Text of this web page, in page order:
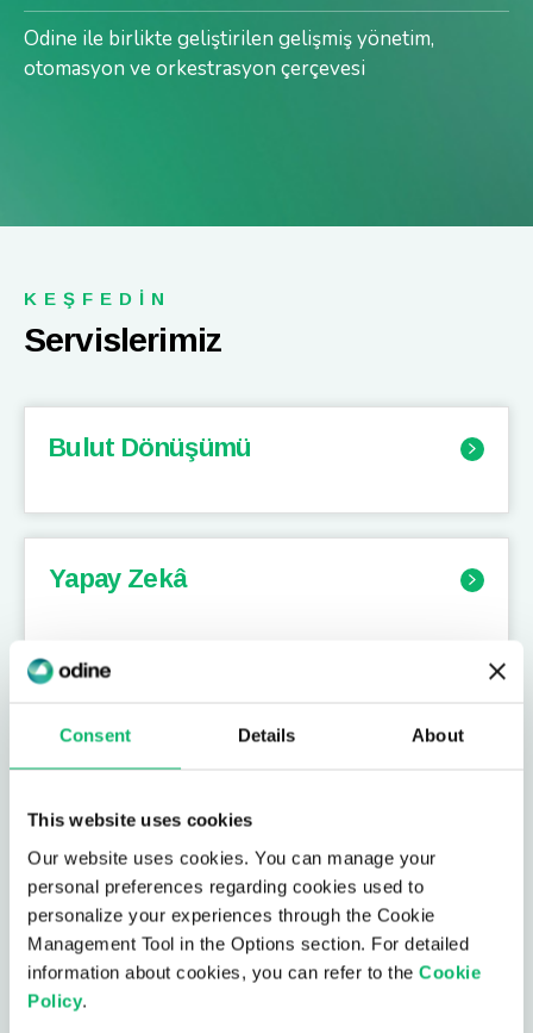
Consent Details About
This website uses cookies
Our website uses cookies. You can manage your
personal preferences regarding cookies used to
personalize your experiences through the Cookie
Management Tool in the Options section. For detailed
information about cookies, you can refer to the Cookie
Policy.
Odine ile birlikte geliştirilen gelişmiş yönetim,
otomasyon ve orkestrasyon çerçevesi
KEŞFEDİN
Servislerimiz
Bulut Dönüşümü
Yapay Zekâ
Siber Güvenlik